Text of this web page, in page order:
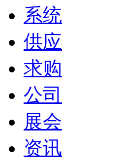
系统
供应
求购
公司
展会
资讯